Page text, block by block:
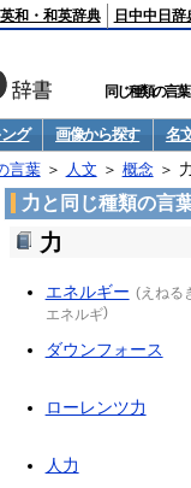
英和・和英辞典 日中中日辞
同じ種類の言葉
グ 画像から探す 名
言葉＞ 人文 ＞ 概念＞ 力
力と同じ種類の言
力
エネルギー (えねる
エネルギ)
ダウンフォース
ローレンツ力
人力